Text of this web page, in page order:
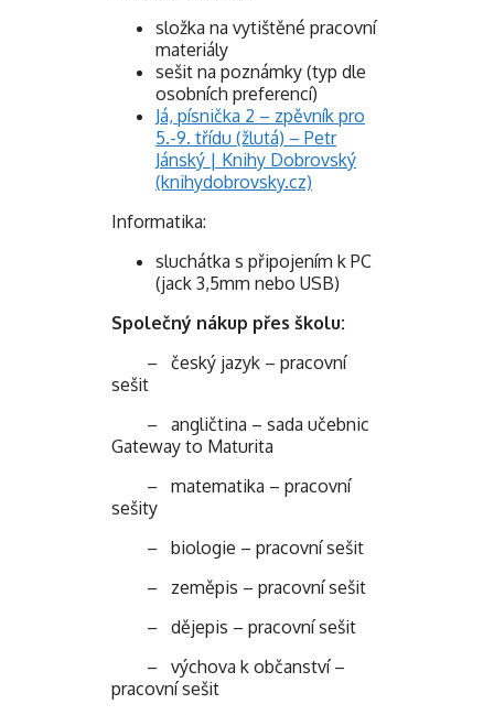
složka na vytištěné pracovní
materiály
sešit na poznámky (typ dle
osobních preferencí)
Já, písnička 2 – zpěvník pro
5.-9. třídu (žlutá) – Petr
Jánský | Knihy Dobrovský
(knihydobrovsky.cz)
Informatika:
sluchátka s připojením k PC
(jack 3,5mm nebo USB)
Společný nákup přes školu:
– český jazyk – pracovní
sešit
– angličtina – sada učebnic
Gateway to Maturita
– matematika – pracovní
sešity
– biologie – pracovní sešit
– zeměpis – pracovní sešit
– dějepis – pracovní sešit
– výchova k občanství –
pracovní sešit